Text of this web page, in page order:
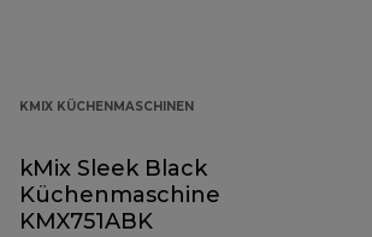
KMIX KÜCHENMASCHINEN
kMix Sleek Black
Küchenmaschine
KMX751ABK